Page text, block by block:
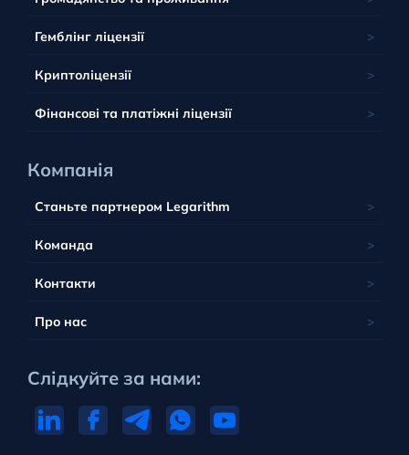
Гемблінг ліцензії
Криптоліцензії
Фінансові та платіжні ліцензії
Юрисдикція Беліз
Люксембург
Мальта
Польща
Тувалу
Вануату
Компанія
Станьте партнером Legarithm
Команда
Контакти
Про нас
Слідкуйте за нами: